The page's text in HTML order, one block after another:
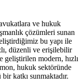
ve hukuk
çözümleri sunan
bu yapı ile
düzenli ve erişilebilir
geliştirilen modern, hızlı
hukuk sektöründe
katkı sunmaktadır.